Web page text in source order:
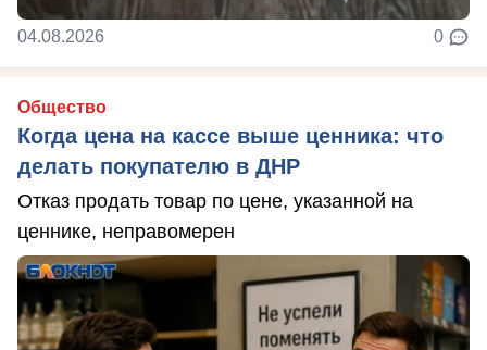
04.08.2026 0
Общество
Когда цена на кассе выше ценника: что
делать покупателю в ДНР
Отказ продать товар по цене, указанной на
ценнике, неправомерен